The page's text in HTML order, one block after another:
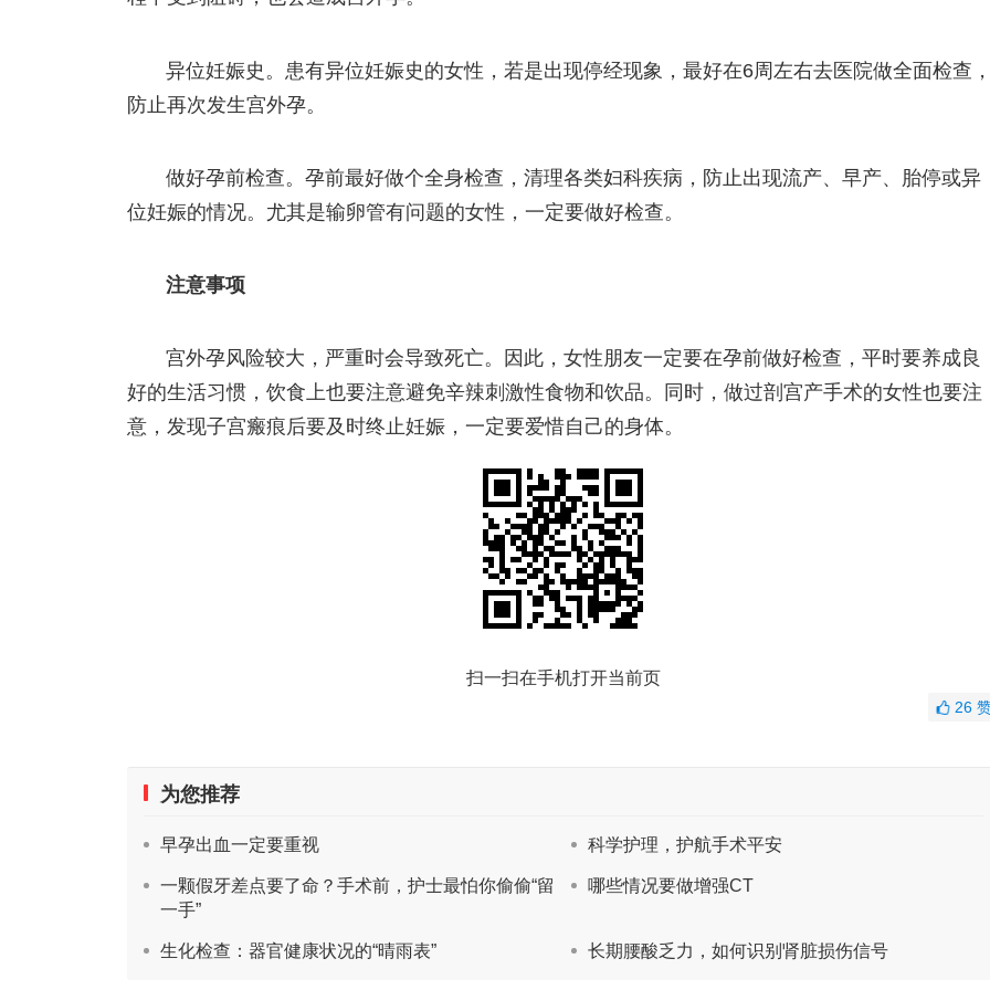
异位妊娠史。患有异位妊娠史的女性，若是出现停经现象，最好在6周左右去医院做全面检查
防止再次发生宫外孕。
做好孕前检查。孕前最好做个全身检查，清理各类妇科疾病，防止出现流产、早产、胎停或异
位妊娠的情况。尤其是输卵管有问题的女性，一定要做好检查。
注意事项
宫外孕风险较大，严重时会导致死亡。因此，女性朋友一定要在孕前做好检查，平时要养成良
好的生活习惯，饮食上也要注意避免辛辣刺激性食物和饮品。同时，做过剖宫产手术的女性也要注
意，发现子宫瘢痕后要及时终止妊娠，一定要爱惜自己的身体。
扫一扫在手机打开当前页
26
为您推荐
早孕出血一定要重视 科学护理，护航手术平安
一颗假牙差点要了命？手术前，护士最怕你偷偷“留
一手”
哪些情况要做增强CT
生化检查：器官健康状况的“晴雨表” 长期腰酸乏力，如何识别肾脏损伤信号